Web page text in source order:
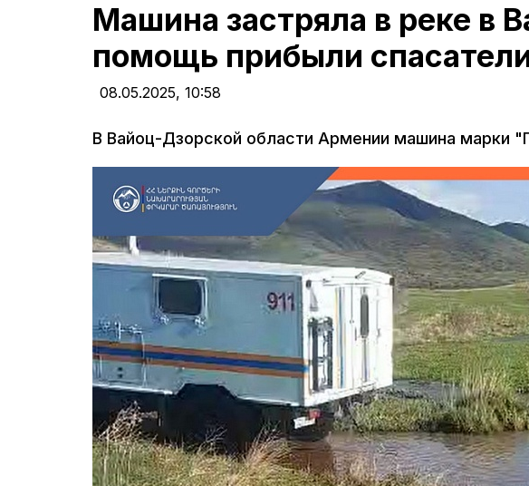
Машина застряла в реке в
помощь прибыли
08.05.2025, 10:58
В Вайоц-Дзорской области Армении машина марки